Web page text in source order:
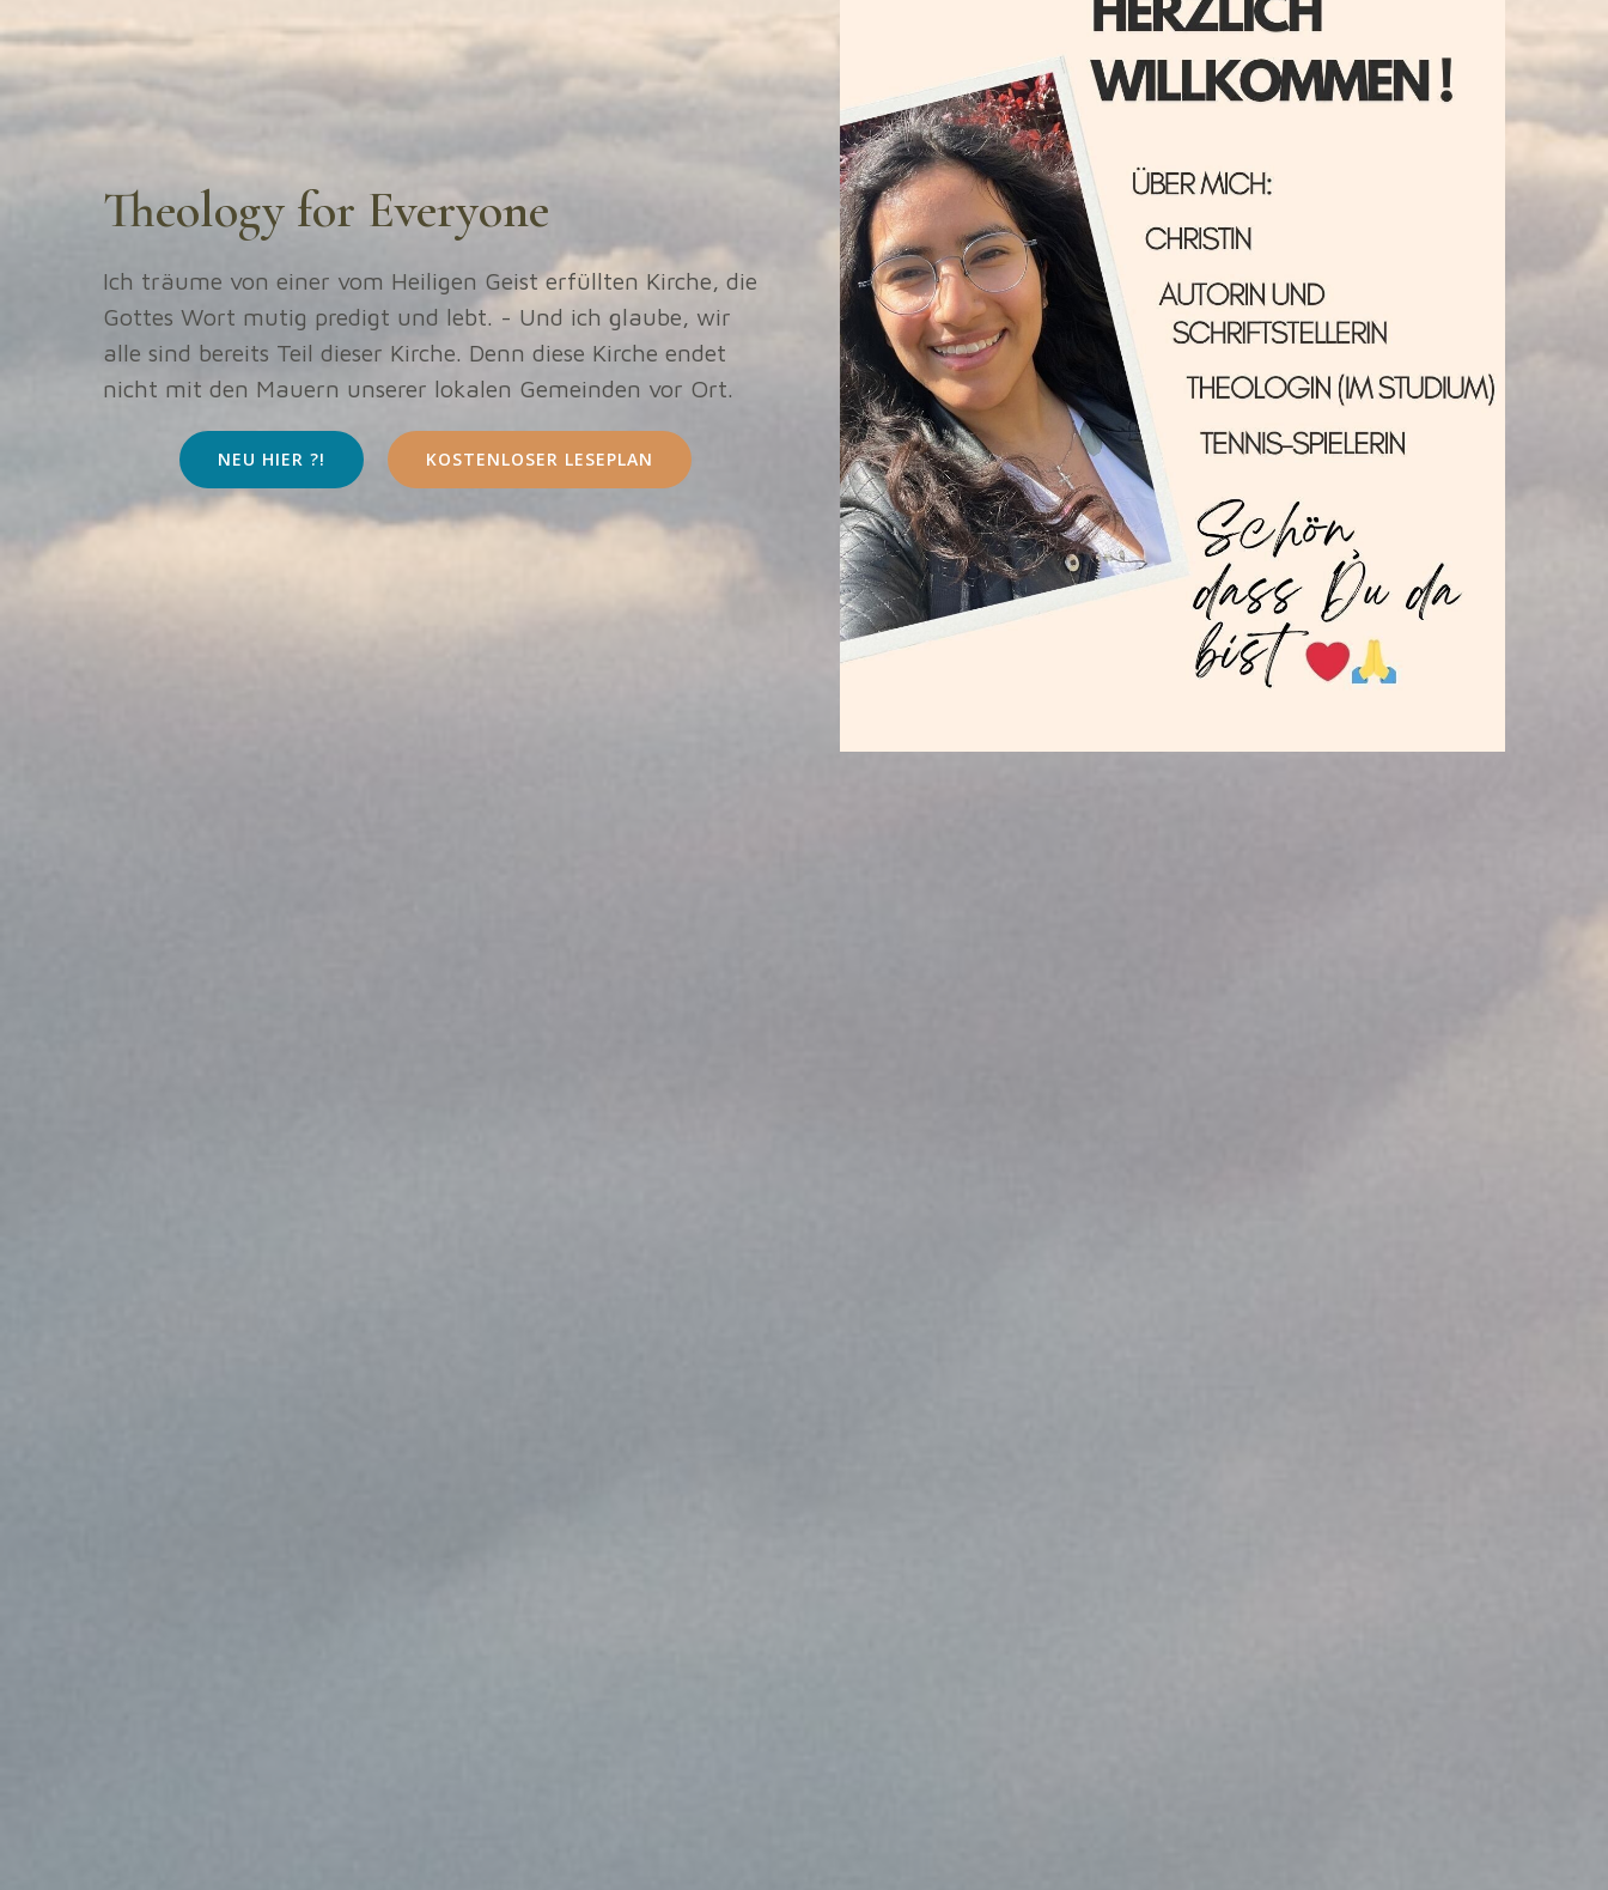
Theology for Everyone
Ich träume von einer vom Heiligen Geist erfüllten Kirche, die
Gottes Wort mutig predigt und lebt. - Und ich glaube, wir
alle sind bereits Teil dieser Kirche. Denn diese Kirche endet
nicht mit den Mauern unserer lokalen Gemeinden vor Ort.
NEU HIER ?! KOSTENLOSER LESEPLAN